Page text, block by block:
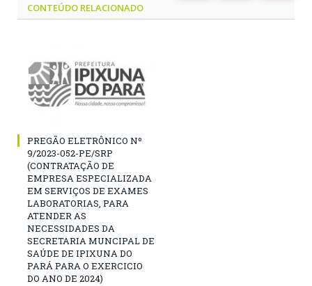
CONTEÚDO RELACIONADO
PREGÃO ELETRÔNICO Nº
9/2023-052-PE/SRP
(CONTRATAÇÃO DE
EMPRESA ESPECIALIZADA
EM SERVIÇOS DE EXAMES
LABORATORIAS, PARA
ATENDER AS
NECESSIDADES DA
SECRETARIA MUNCIPAL DE
SAÚDE DE IPIXUNA DO
PARÁ PARA O EXERCICIO
DO ANO DE 2024)